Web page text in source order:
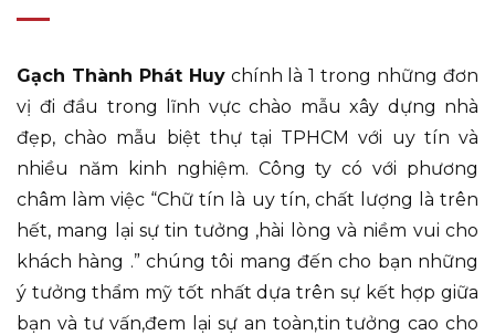
Gạch Thành Phát Huychính là 1 trong những đơn
vị đi đầu trong lĩnh vực chào mẫu xây dựng nhà
đẹp, chào mẫu biệt thự tại TPHCM với uy tín và
nhiều năm kinh nghiệm. Công ty có với phương
châm làm việc “Chữ tín là uy tín, chất lượng là trên
hết, mang lại sự tin tưởng ,hài lòng và niềm vui cho
khách hàng .” chúng tôi mang đến cho bạn những
ý tưởng thẩm mỹ tốt nhất dựa trên sự kết hợp giữa
bạn và tư vấn,đem lại sự an toàn,tin tưởng cao cho